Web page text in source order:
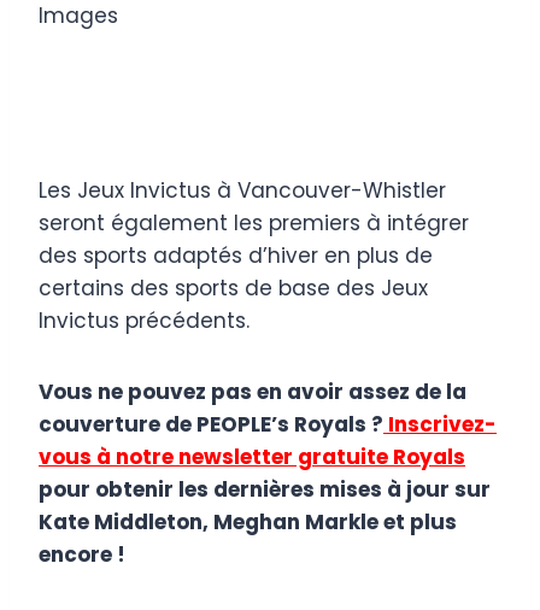
Images
Les Jeux Invictus à Vancouver-Whistler
seront également les premiers à intégrer
des sports adaptés d’hiver en plus de
certains des sports de base des Jeux
Invictus précédents.
Vous ne pouvez pas en avoir assez de la
couverture de PEOPLE’s Royals ? Inscrivez-
vous à notre newsletter gratuite Royals
pour obtenir les dernières mises à jour sur
Kate Middleton, Meghan Markle et plus
encore !